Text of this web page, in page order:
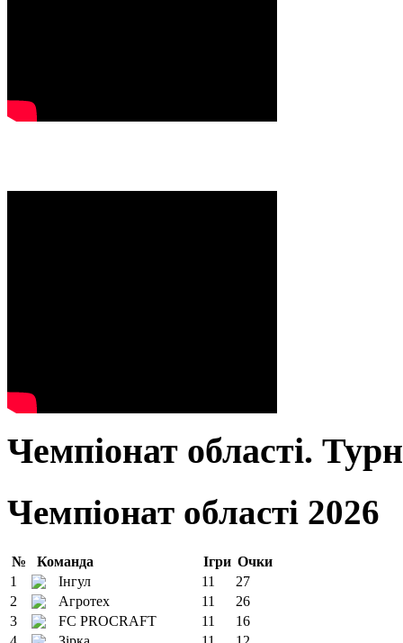
Чемпіонат області.
Чемпіонат області 2026
№ Команда Ігри Очки
1
Інгул 11
27
2
Агротех 11
26
3
FC PROCRAFT 11
16